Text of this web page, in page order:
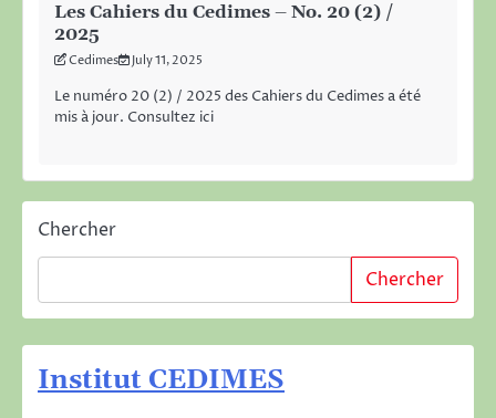
Les Cahiers du Cedimes – No. 20 (2) /
2025
Cedimes July 11, 2025
Le numéro 20 (2) / 2025 des Cahiers du Cedimes a été
mis à jour. Consultez ici
Chercher
Chercher
Institut CEDIMES